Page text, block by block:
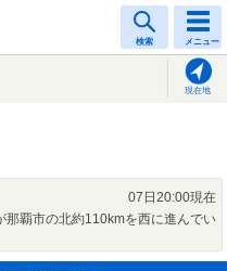
検索 メニュー
現在地
07日20:00現在
那覇市の北約110kmを西に進んでい